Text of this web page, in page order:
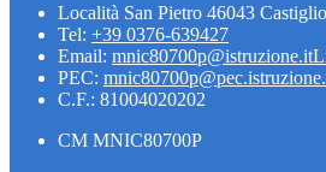
Località San Pietro 46043
Tel: +39 0376-639427
Email: mnic80700p@istruzione.it
PEC:
C.F.: 81004020202
CM MNIC80700P